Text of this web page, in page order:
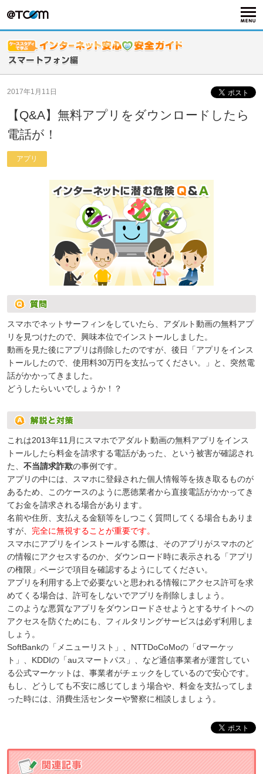
2017年1月11日
【Q&A】無料アプリをダウンロードしたら
電話が！
アプリ
スマホでネットサーフィンをしていたら、アダルト動画の無料アプ
リを見つけたので、興味本位でインストールしました。
動画を見た後にアプリは削除したのですが、後日「アプリをインス
トールしたので、使用料30万円を支払ってください。」と、突然電
話がかかってきました。
どうしたらいいでしょうか！？
これは2013年11月にスマホでアダルト動画の無料アプリをインス
トールしたら料金を請求する電話があった、という被害が確認され
た、 不当請求詐欺の事例です。
アプリの中には、スマホに登録された個人情報等を抜き取るものが
あるため、このケースのように悪徳業者から直接電話がかかってき
てお金を請求される場合があります。
名前や住所、支払える金額等をしつこく質問してくる場合もありま
すが、 完全に無視することが重要です。
スマホにアプリをインストールする際は、そのアプリがスマホのど
の情報にアクセスするのか、ダウンロード時に表示される「アプリ
の権限」ページで項目を確認するようにしてください。
アプリを利用する上で必要ないと思われる情報にアクセス許可を求
めてくる場合は、許可をしないでアプリを削除しましょう。
このような悪質なアプリをダウンロードさせようとするサイトへの
アクセスを防ぐためにも、フィルタリングサービスは必ず利用しま
しょう。
SoftBankの「メニューリスト」、NTTDoCoMoの「dマーケッ
ト」、KDDIの「auスマートパス」、など通信事業者が運営してい
る公式マーケットは、事業者がチェックをしているので安心です。
もし、どうしても不安に感じてしまう場合や、料金を支払ってしま
った時には、消費生活センターや警察に相談しましょう。